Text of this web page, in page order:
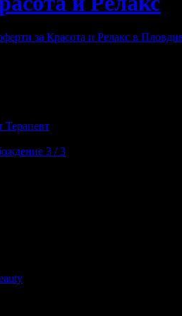
за Красота и Релакс в
Терапевт
3 / 3